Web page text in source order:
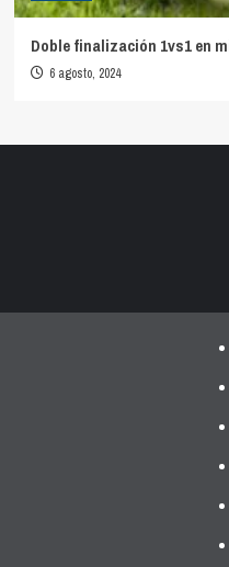
Doble finalización 1vs1 en
6 agosto, 2024